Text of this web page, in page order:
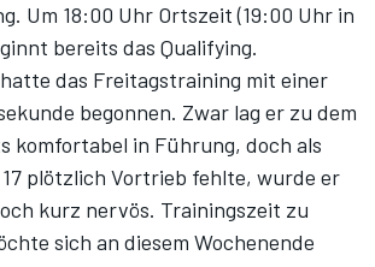
Um 18:00 Uhr Ortszeit (19:00 Uhr in
bereits das Qualifying.
das Freitagstraining mit einer
begonnen. Zwar lag er zu dem
komfortabel in Führung, doch als
plötzlich Vortrieb fehlte, wurde er
kurz nervös. Trainingszeit zu
sich an diesem Wochenende